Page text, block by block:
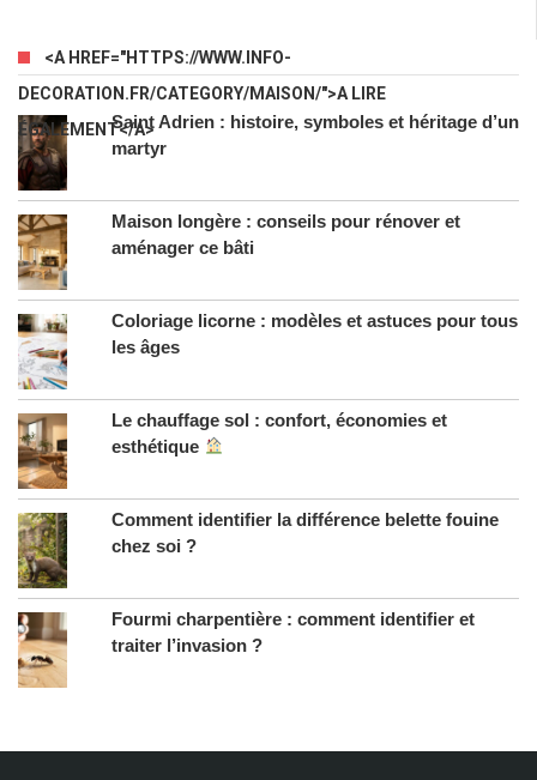
<A HREF="HTTPS://WWW.INFO-
DECORATION.FR/CATEGORY/MAISON/">A LIRE
ÉGALEMENT</A>Saint Adrien : histoire, symboles et héritage d’un
martyr
Maison longère : conseils pour rénover et
aménager ce bâti
Coloriage licorne : modèles et astuces pour tous
les âges
Le chauffage sol : confort, économies et
esthétique
Comment identifier la différence belette fouine
chez soi ?
Fourmi charpentière : comment identifier et
traiter l’invasion ?